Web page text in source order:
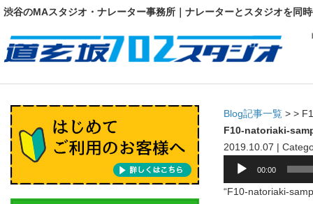
渋谷のMAスタジオ・ナレーター事務所｜ナレーターとスタジオを同
Blog記事一覧 > >
F10-natoriaki-
2019.10.07 |
プ
00:00
“F10-natoriaki-